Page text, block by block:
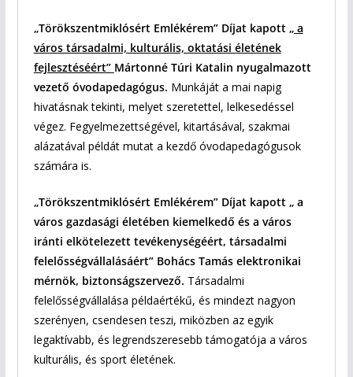
„Törökszentmiklósért Emlékérem” Díjat kapott „ a
város társadalmi, kulturális, oktatási életének
fejlesztéséért” Mártonné Túri Katalin nyugalmazott
vezető óvodapedagógus. Munkáját a mai napig
hivatásnak tekinti, melyet szeretettel, lelkesedéssel
végez. Fegyelmezettségével, kitartásával, szakmai
alázatával példát mutat a kezdő óvodapedagógusok
számára is.
„Törökszentmiklósért Emlékérem” Díjat kapott „ a
város gazdasági életében kiemelkedő és a város
iránti elkötelezett tevékenységéért, társadalmi
felelősségvállalásáért” Bohács Tamás elektronikai
mérnök, biztonságszervező. Társadalmi
felelősségvállalása példaértékű, és mindezt nagyon
szerényen, csendesen teszi, miközben az egyik
legaktívabb, és legrendszeresebb támogatója a város
kulturális, és sport életének.